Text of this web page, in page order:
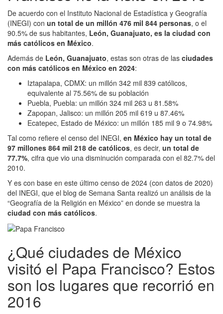
De acuerdo con el Instituto Nacional de Estadística y Geografía
(INEGI) con un total de un millón 476 mil 844 personas, o el
90.5% de sus habitantes, León, Guanajuato, es la ciudad con
más católicos en México.
Además de León, Guanajuato, estas son otras de las ciudades
con más católicos en México en 2024:
Iztapalapa, CDMX: un millón 342 mil 839 católicos,
equivalente al 75.56% de su población
Puebla, Puebla: un millón 324 mil 263 u 81.58%
Zapopan, Jalisco: un millón 205 mil 619 u 87.46%
Ecatepec, Estado de México: un millón 185 mil 9 o 74.98%
Tal como refiere el censo del INEGI, en México hay un total de
97 millones 864 mil 218 de católicos, es decir, un total de
77.7%, cifra que vio una disminución comparada con el 82.7% del
2010.
Y es con base en este último censo de 2024 (con datos de 2020)
del INEGI, que el blog de Semana Santa realizó un análisis de la
“Geografía de la Religión en México” en donde se muestra la
ciudad con más católicos.
¿Qué ciudades de México
visitó el Papa Francisco? Estos
son los lugares que recorrió en
2016